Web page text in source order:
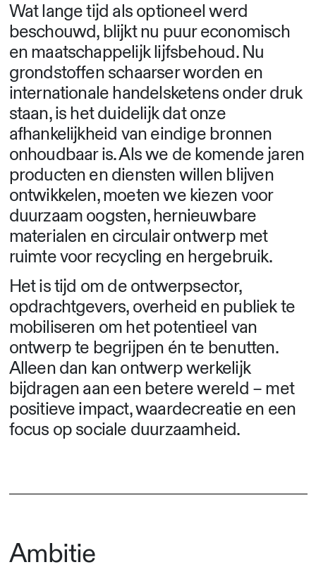
Wat lange tijd als optioneel werd
beschouwd, blijkt nu puur economisch
en maatschappelijk lijfsbehoud. Nu
grondstoffen schaarser worden en
internationale handelsketens onder druk
staan, is het duidelijk dat onze
afhankelijkheid van eindige bronnen
onhoudbaar is. Als we de komende jaren
producten en diensten willen blijven
ontwikkelen, moeten we kiezen voor
duurzaam oogsten, hernieuwbare
materialen en circulair ontwerp met
ruimte voor recycling en hergebruik.
Het is tijd om de ontwerpsector,
opdrachtgevers, overheid en publiek te
mobiliseren om het potentieel van
ontwerp te begrijpen én te benutten.
Alleen dan kan ontwerp werkelijk
bijdragen aan een betere wereld – met
positieve impact, waardecreatie en een
focus op sociale duurzaamheid.
Ambitie